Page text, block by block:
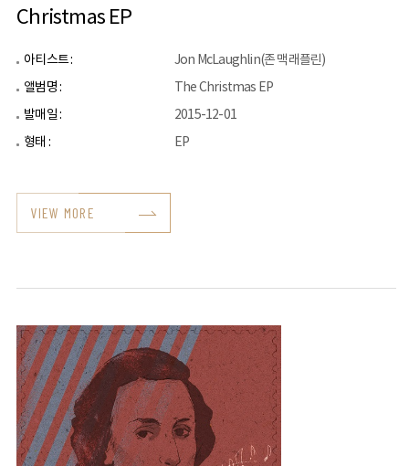
Christmas EP
아티스트 :
Jon McLaughlin(존 맥래플린)
앨범명 :
The Christmas EP
발매일 :
2015-12-01
형태 :
EP
VIEW MORE